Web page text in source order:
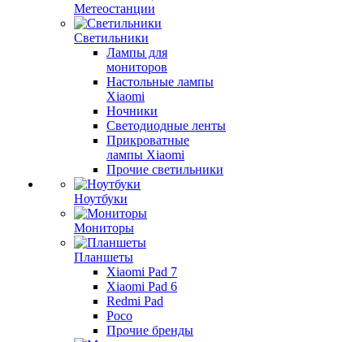
Метеостанции
Светильники
Лампы для
мониторов
Настольные лампы
Xiaomi
Ночники
Светодиодные ленты
Прикроватные
лампы Xiaomi
Прочие светильники
Ноутбуки
Мониторы
Планшеты
Xiaomi Pad 7
Xiaomi Pad 6
Redmi Pad
Poco
Прочие бренды